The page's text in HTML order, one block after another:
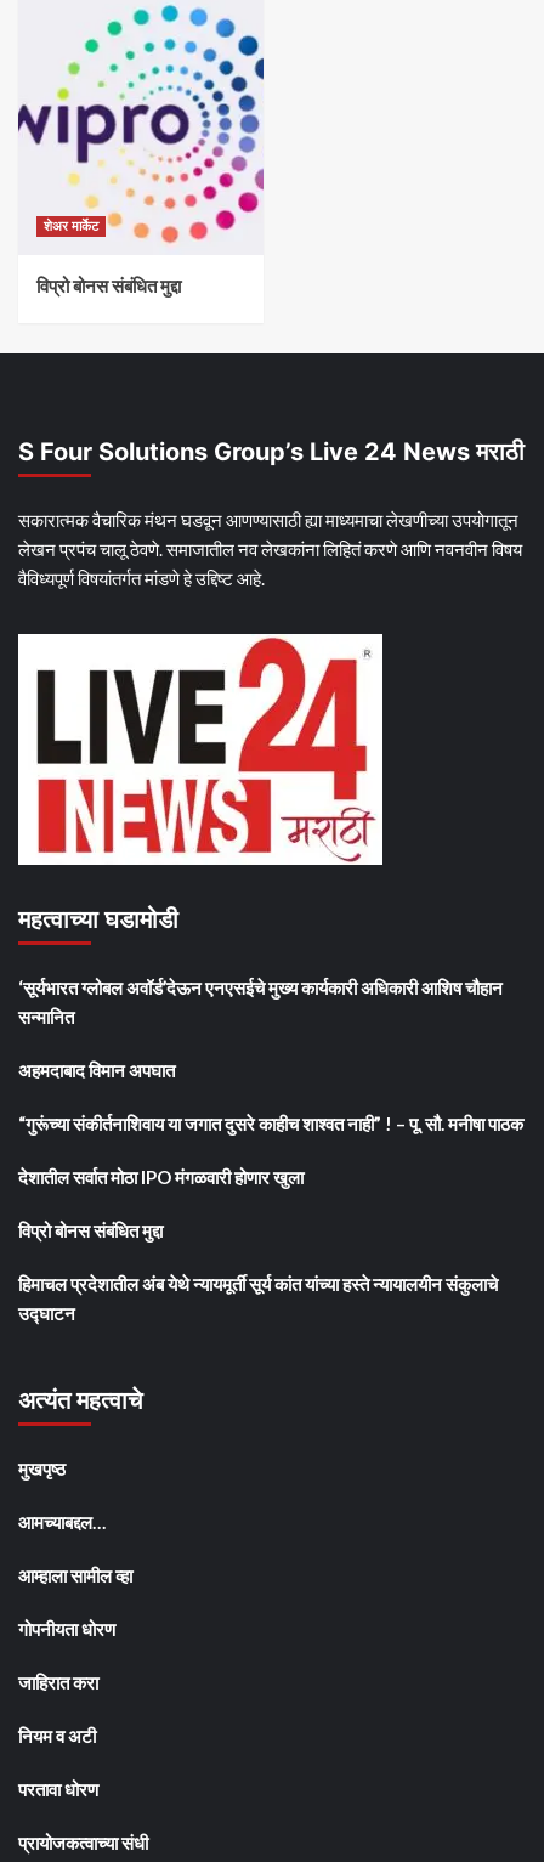
शेअर मार्केट
विप्रो बोनस संबंधित मुद्दा
S Four Solutions Group’s Live 24 News मराठी
सकारात्मक वैचारिक मंथन घडवून आणण्यासाठी ह्या माध्यमाचा लेखणीच्या उपयोगातून
लेखन प्रपंच चालू ठेवणे. समाजातील नव लेखकांना लिहितं करणे आणि नवनवीन विषय
वैविध्यपूर्ण विषयांतर्गत मांडणे हे उद्दिष्ट आहे.
महत्वाच्या घडामोडी
‘सूर्यभारत ग्लोबल अवॉर्ड’देऊन एनएसईचे मुख्य कार्यकारी अधिकारी आशिष चौहान
सन्मानित
अहमदाबाद विमान अपघात
“गुरूंच्या संकीर्तनाशिवाय या जगात दुसरे काहीच शाश्वत नाही” ! – पू. सौ. मनीषा पाठक
देशातील सर्वात मोठा IPO मंगळवारी होणार खुला
विप्रो बोनस संबंधित मुद्दा
हिमाचल प्रदेशातील अंब येथे न्यायमूर्ती सूर्य कांत यांच्या हस्ते न्यायालयीन संकुलाचे
उद्घाटन
अत्यंत महत्वाचे
मुखपृष्ठ
आमच्याबद्दल…
आम्हाला सामील व्हा
गोपनीयता धोरण
जाहिरात करा
नियम व अटी
परतावा धोरण
प्रायोजकत्वाच्या संधी